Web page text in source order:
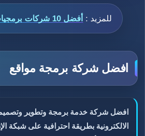
للمزيد : أفضل 10 شركات برمجيات في مصر
افضل شركة برمجة مواقع
افضل شركة خدمة برمجة وتطوير وتصميم
الالكترونية بطريقة احترافية على شبكة